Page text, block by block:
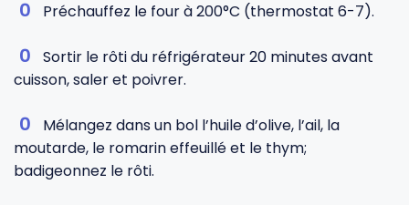
Préchauffez le four à 200°C (thermostat 6-7).
Sortir le rôti du réfrigérateur 20 minutes avant
cuisson, saler et poivrer.
Mélangez dans un bol l’huile d’olive, l’ail, la
moutarde, le romarin effeuillé et le thym;
badigeonnez le rôti.